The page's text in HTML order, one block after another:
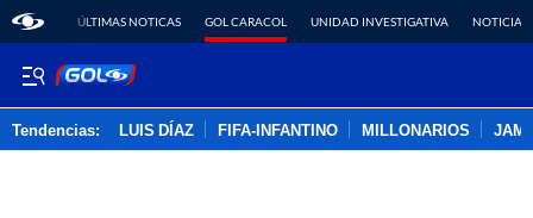
ÚLTIMAS NOTICAS GOL CARACOL UNIDAD INVESTIGATIVA NOTICIAS
Tendencias: LUIS DÍAZ FIFA-INFANTINO MILLONARIOS